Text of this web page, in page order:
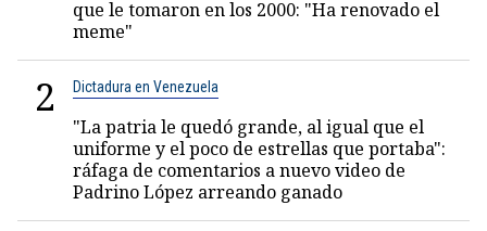
que le tomaron en los 2000: "Ha renovado el
meme"
2 Dictadura en Venezuela
"La patria le quedó grande, al igual que el
uniforme y el poco de estrellas que portaba":
ráfaga de comentarios a nuevo video de
Padrino López arreando ganado